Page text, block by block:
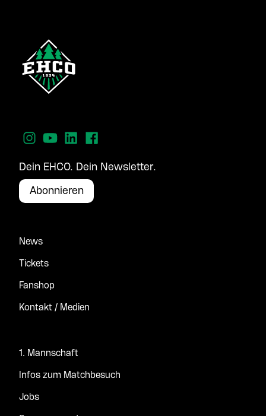
Dein EHCO. Dein Newsletter.
Abonnieren
News
Tickets
Fanshop
Kontakt / Medien
1. Mannschaft
Infos zum Matchbesuch
Jobs